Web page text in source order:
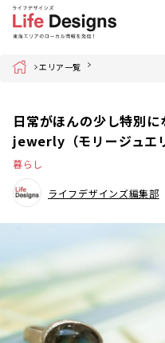
Home エリア一覧
日常がほんの少し特別
jewerly（モリージュエ
暮らし
ライフデザインズ編集部